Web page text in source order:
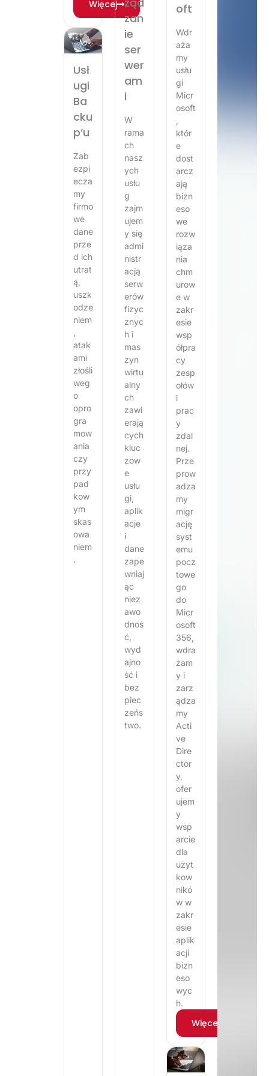
Więcej
Usł
ugi
Ba
cku
p’u
Zab
ezpi
ecza
my
firmo
we
dane
prze
d ich
utrat
ą,
uszk
odze
niem
,
atak
ami
złośli
weg
o
opro
gra
mow
ania
czy
przy
pad
kow
ym
skas
owa
niem
.
zan
ie
ser
wer
am
i
W
rama
ch
nasz
ych
usłu
g
zajm
ujem
y się
admi
nistr
acją
serw
erów
fizyc
znyc
h i
mas
zyn
wirtu
alny
ch
zawi
erają
cych
kluc
zow
e
usłu
gi,
aplik
acje
i
dane
zape
wniaj
ąc
niez
awo
dnoś
ć,
wyd
ajno
ść i
bez
piec
zeńs
two.
oft
Wdr
aża
my
usłu
gi
Micr
osoft
któr
e
dost
arcz
ają
bizn
eso
we
rozw
iąza
nia
chm
urow
e w
zakr
esie
wsp
ółpra
cy
zesp
ołów
i
prac
y
zdal
nej.
Prze
prow
adza
my
migr
ację
syst
emu
pocz
towe
go
do
Micr
osoft
356,
wdra
żam
y i
zarz
ądza
my
Acti
ve
Dire
ctor
y,
ofer
ujem
y
wsp
arcie
dla
użyt
kow
nikó
w w
zakr
esie
aplik
acji
bizn
eso
wyc
h.
Więcej